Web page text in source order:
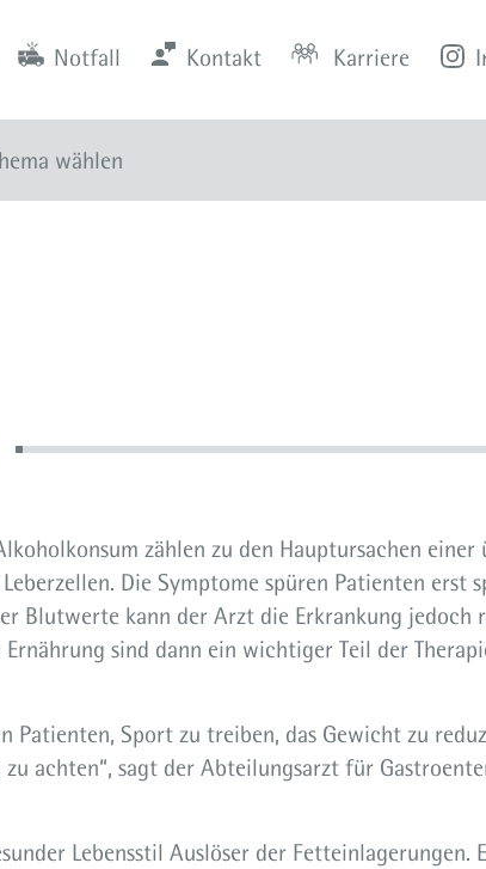
Notfall Kontakt Karriere
wählen
zählen zu den Hauptursachen einer
Die Symptome spüren Patienten erst
Blutwerte kann der Arzt die Erkrankung jedoch
sind dann ein wichtiger Teil der
Patienten, Sport zu treiben, das Gewicht zu
achten“, sagt der Abteilungsarzt für
Lebensstil Auslöser der Fetteinlagerungen.